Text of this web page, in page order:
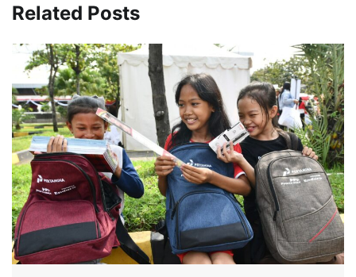
Related Posts